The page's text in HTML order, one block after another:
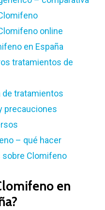
online
en España
tratamientos de
de tratamientos
precauciones
– qué hacer
Clomifeno
en